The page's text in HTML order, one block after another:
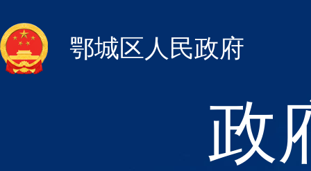
政
鄂城区人民政府